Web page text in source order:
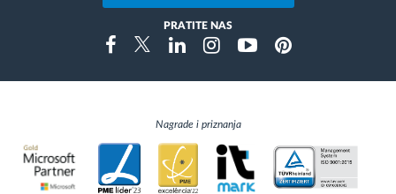
PRATITE NAS
FacebookTwitterLinkedinInstragramYoutubePinterest
Nagrade i priznanja